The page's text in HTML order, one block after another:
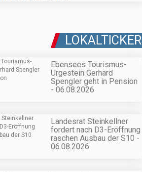
LOKALTICKER
Ebensees Tourismus-
Urgestein Gerhard
Spengler geht in Pension
- 06.08.2026
Landesrat Steinkellner
fordert nach D3-Eröffnung
raschen Ausbau der S10 -
06.08.2026